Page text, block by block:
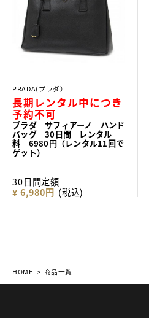
PRADA(プラダ）
長期レンタル中につき
予約不可
プラダ サフィアーノ ハンド
バッグ 30日間 レンタル
料 6980円（レンタル11回で
ゲット）
30日間定額
¥ 6,980円 (税込)
HOME 商品一覧